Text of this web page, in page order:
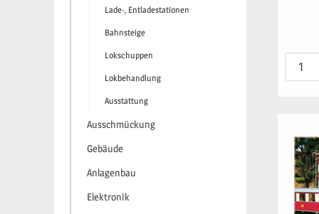
Lade-, Entladestationen
Bahnsteige
Lokschuppen
Lokbehandlung
Ausstattung
Ausschmückung
Gebäude
Anlagenbau
Elektronik